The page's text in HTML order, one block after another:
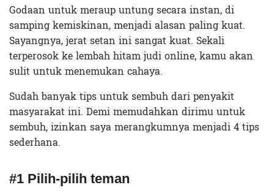
Godaan untuk meraup untung secara instan, di
samping kemiskinan, menjadi alasan paling kuat.
Sayangnya, jerat setan ini sangat kuat. Sekali
terperosok ke lembah hitam judi online, kamu akan
sulit untuk menemukan cahaya.
Sudah banyak tips untuk sembuh dari penyakit
masyarakat ini. Demi memudahkan dirimu untuk
sembuh, izinkan saya merangkumnya menjadi 4 tips
sederhana.
#1 Pilih-pilih teman